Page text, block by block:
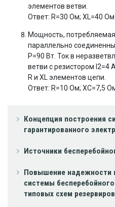
Концепция построения
гарантированного
Источники
Повышение надежности
системы
типовых схем
элементов ветви.
Ответ: R=30 Ом; XL=40 Ом.
Мощность,
параллельно
Р=90 Вт. Ток в
ветви с резистором I2=4
R и XL элементов цепи.
Ответ: R=10 Ом; XС=7,5